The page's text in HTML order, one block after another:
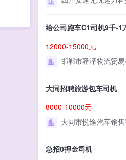
给公司跑车C1司机9千-1
12000-15000元
邯郸市驿泽物流贸
大同招聘旅游包车司机
8000-10000元
大同市悦途汽车销
急招0押金司机